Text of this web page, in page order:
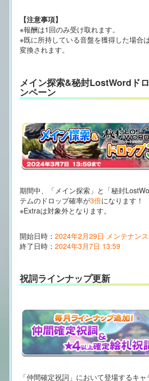
【注意事項】
※報酬は1回のみ受け取れます。
※既に所持している音盤を獲得した場合
変換されます。
メイン探索&秘封LostWordド
ンペーン
期間中、「メイン探索」と「秘封
テムのドロップ確率が3倍になります！
※Extraは対象外となります。
開始日時： 2024年2月29日 メンテナン
終了日時： 2024年3月7日 13:59
祝詞ラインナップ更新
「仲間確定祝詞」において登場するキ